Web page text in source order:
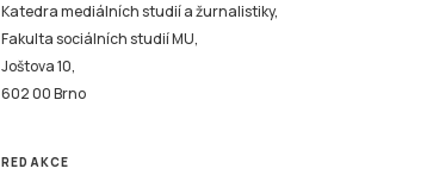
Katedra mediálních studií a žurnalistiky,
Fakulta sociálních studií MU,
Joštova 10,
602 00 Brno
REDAKCE